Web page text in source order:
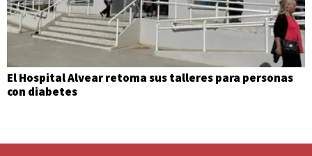
El Hospital Alvear retoma sus talleres para personas
con diabetes